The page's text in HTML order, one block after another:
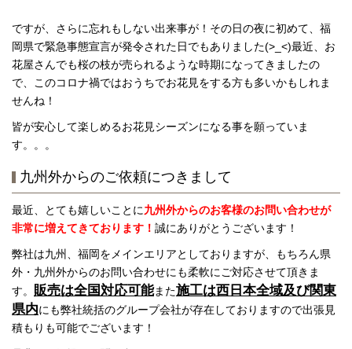
ですが、さらに忘れもしない出来事が！その日の夜に初めて、福
岡県で緊急事態宣言が発令された日でもありました(>_<)最近、お
花屋さんでも桜の枝が売られるような時期になってきましたの
で、このコロナ禍ではおうちでお花見をする方も多いかもしれま
せんね！
皆が安心して楽しめるお花見シーズンになる事を願っていま
す。。。
九州外からのご依頼につきまして
最近、とても嬉しいことに九州外からのお客様のお問い合わせが
非常に増えてきております！ 誠にありがとうございます！
弊社は九州、福岡をメインエリアとしておりますが、もちろん県
外・九州外からのお問い合わせにも柔軟にご対応させて頂きま
す。 販売は全国対応可能また施工は西日本全域及び関東
県内にも弊社統括のグループ会社が存在しておりますので出張見
積もりも可能でございます！